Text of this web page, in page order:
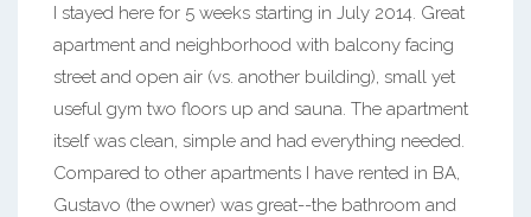
I stayed here for 5 weeks starting in July 2014. Great
apartment and neighborhood with balcony facing
street and open air (vs. another building), small yet
useful gym two floors up and sauna. The apartment
itself was clean, simple and had everything needed.
Compared to other apartments I have rented in BA,
Gustavo (the owner) was great--the bathroom and